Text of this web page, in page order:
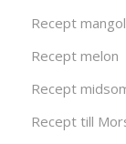
Recept
Recept melon
Recept
Recept till